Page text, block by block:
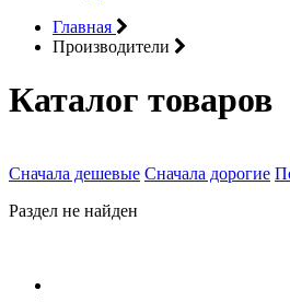
Главная
Производители
Каталог товаров
Сначала дешевые Сначала дорогие
Раздел не найден